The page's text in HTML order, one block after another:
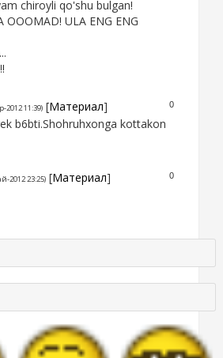
chiroyli qo'shu bulgan!
OOOMAD! ULA ENG ENG
0
2012 11:39) [Материал]
b6bti.Shohruhxonga kottakon
0
2012 23:25) [Материал]